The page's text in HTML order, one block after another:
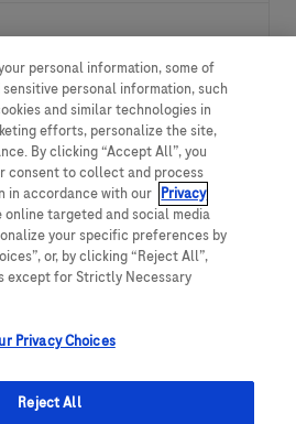
Daten ein, um Job-
zu erhalten.
personal information, some of
personal information, such
and similar technologies in
efforts, personalize the site,
By clicking “Accept All”, you
consent to collect and process
in accordance with our Privacy
online targeted and social media
your specific preferences by
or, by clicking “Reject All”,
except for Strictly Necessary
Privacy Choices
Reject All